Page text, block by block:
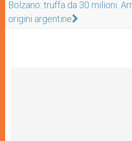
Bolzano: truffa da 30 milioni.
origini argentine